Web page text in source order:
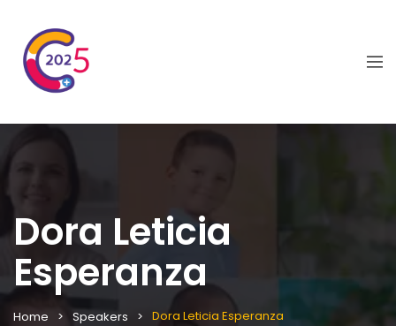
Dora Leticia
Esperanza
Home Speakers Dora Leticia Esperanza